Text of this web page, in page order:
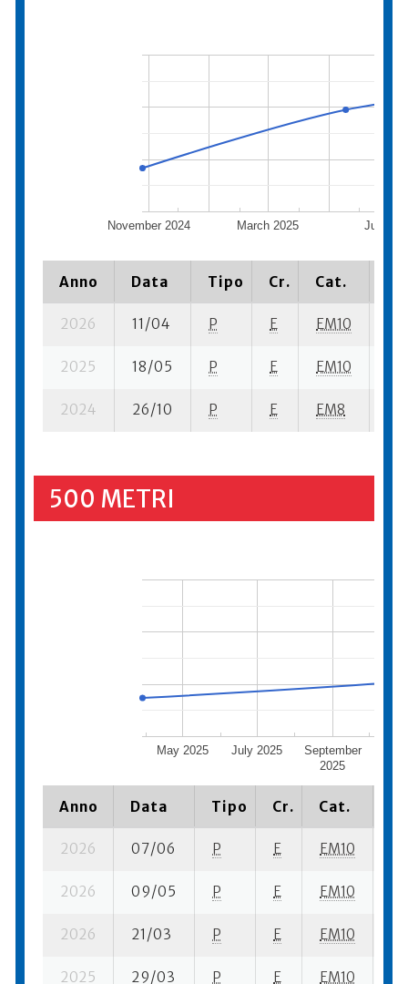
November 2024 March 2025 July
Anno Data Tipo Cr. Cat.
2026 11/04 P E EM10
2025 18/05 P E EM10
2024 26/10 P E EM8
500 METRI
May 2025 July 2025
September
2025
Anno Data Tipo Cr. Cat.
2026 07/06 P E EM10
2026 09/05 P E EM10
2026 21/03 P E EM10
2025 29/03 P E EM10